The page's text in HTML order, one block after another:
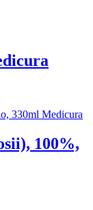
100%,